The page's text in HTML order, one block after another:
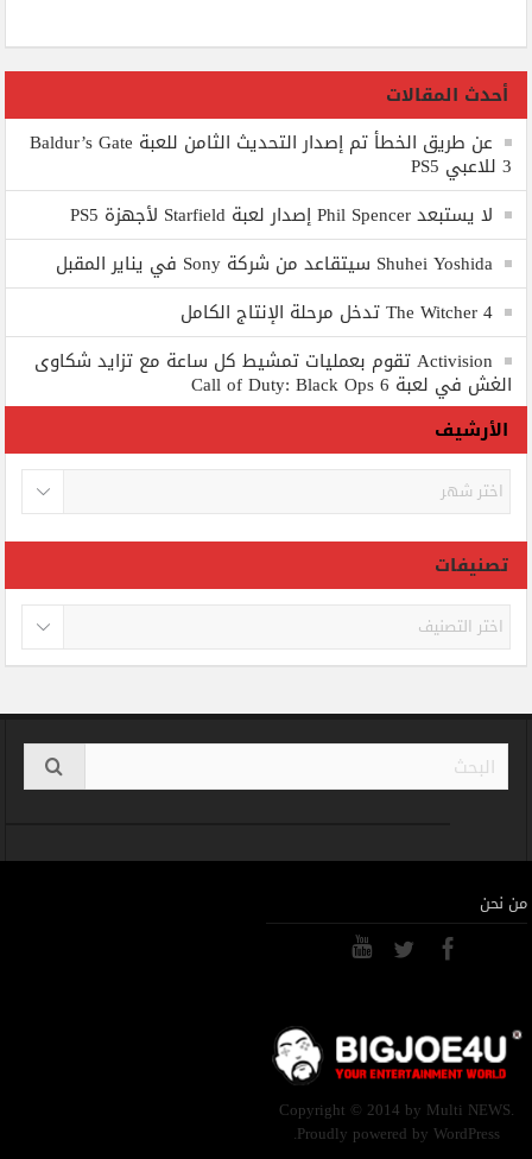
أحدث المقالات
عن طريق الخطأ تم إصدار التحديث الثامن للعبة Baldur’s Gate
3 للاعبي PS5
لا يستبعد Phil Spencer إصدار لعبة Starfield لأجهزة PS5
Shuhei Yoshida سيتقاعد من شركة Sony في يناير المقبل
The Witcher 4 تدخل مرحلة الإنتاج الكامل
Activision تقوم بعمليات تمشيط كل ساعة مع تزايد شكاوى
الغش في لعبة Call of Duty: Black Ops 6
الأرشيف
الأرشيف
تصنيفات
تصنيفات
من نحن
Copyright © 2014 by Multi NEWS.
Proudly powered by WordPress.